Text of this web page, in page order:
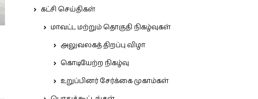
கட்சி செய்திகள்
மாவட்ட மற்றும் தொகுதி நிகழ்வுகள்
அலுவலகத் திறப்பு விழா
கொடியேற்ற நிகழ்வு
உறுப்பினர் சேர்க்கை முகாம்கள்